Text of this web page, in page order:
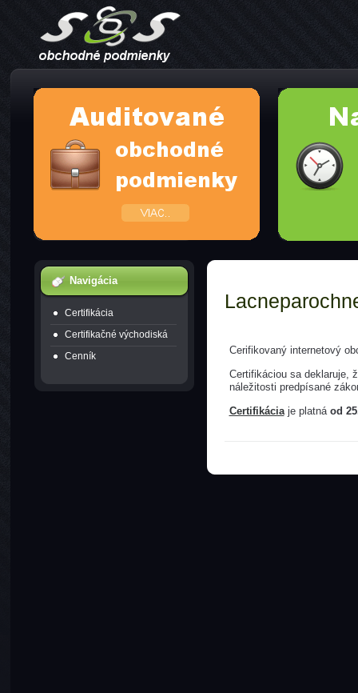
Navigácia
Certifikácia
Certifikačné východiská
Cenník
Cerifikovaný internetový
Certifikáciou sa deklaruje,
náležitosti predpísané
Certifikáciaje platná od